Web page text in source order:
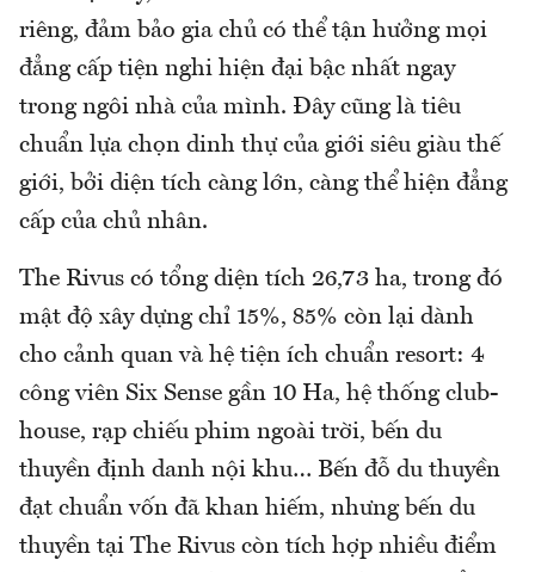
riêng, đảm bảo gia chủ có thể tận hưởng mọi
đẳng cấp tiện nghi hiện đại bậc nhất ngay
trong ngôi nhà của mình. Đây cũng là tiêu
chuẩn lựa chọn dinh thự của giới siêu giàu thế
giới, bởi diện tích càng lớn, càng thể hiện đẳng
cấp của chủ nhân.
The Rivus có tổng diện tích 26,73 ha, trong đó
mật độ xây dựng chỉ 15%, 85% còn lại dành
cho cảnh quan và hệ tiện ích chuẩn resort: 4
công viên Six Sense gần 10 Ha, hệ thống club-
house, rạp chiếu phim ngoài trời, bến du
thuyền định danh nội khu… Bến đỗ du thuyền
đạt chuẩn vốn đã khan hiếm, nhưng bến du
thuyền tại The Rivus còn tích hợp nhiều điểm